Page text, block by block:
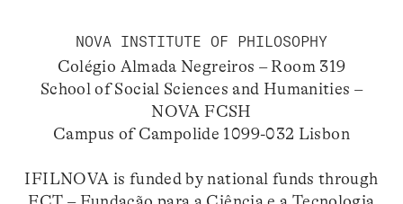
NOVA INSTITUTE OF PHILOSOPHY
Colégio Almada Negreiros – Room 319
School of Social Sciences and Humanities –
NOVA FCSH
Campus of Campolide 1099-032 Lisbon
IFILNOVA is funded by national funds through